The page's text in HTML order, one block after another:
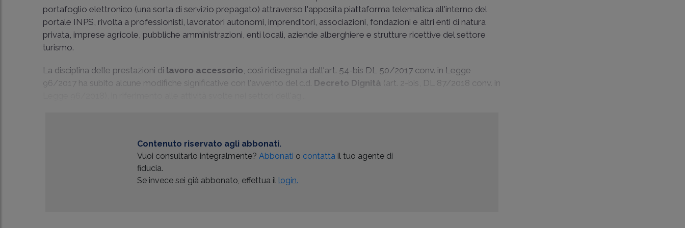
portafoglio elettronico (una sorta di servizio prepagato) attraverso l'apposita piattaforma telematica all'interno del
portale INPS, rivolta a professionisti, lavoratori autonomi, imprenditori, associazioni, fondazioni e altri enti di natura
privata, imprese agricole, pubbliche amministrazioni, enti locali, aziende alberghiere e strutture ricettive del settore
turismo.
La disciplina delle prestazioni di lavoro accessorio, così ridisegnata dall'art. 54-bis DL 50/2017 conv. in Legge
96/2017 ha subito alcune modifiche significative con l'avvento del c.d. Decreto Dignità (art. 2-bis, DL 87/2018 conv. in
Contenuto riservato agli abbonati.
Vuoi consultarlo integralmente?Abbonati o contatta il tuo agente di
fiducia.
Se invece sei già abbonato, effettua il login.